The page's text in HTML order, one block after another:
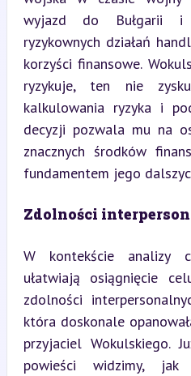
wyjazd do Bułgarii
ryzykownych działań
korzyści finansowe.
ryzykuje, ten nie
kalkulowania ryzyka i
decyzji pozwala mu na
znacznych środków
fundamentem jego
Zdolności
W kontekście analizy
ułatwiają osiągnięcie
zdolności
która doskonale
przyjaciel Wokulskiego.
powieści widzimy,